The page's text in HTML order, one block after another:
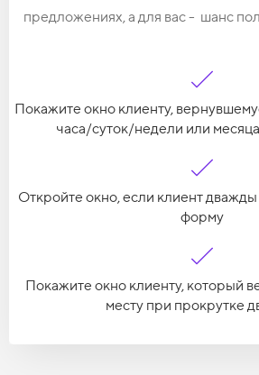
предложениях, а для вас - шанс
Покажите окно клиенту,
часа/суток/недели или
Откройте окно, если клиент
форму
Покажите окно клиенту, который
месту при прокрутке